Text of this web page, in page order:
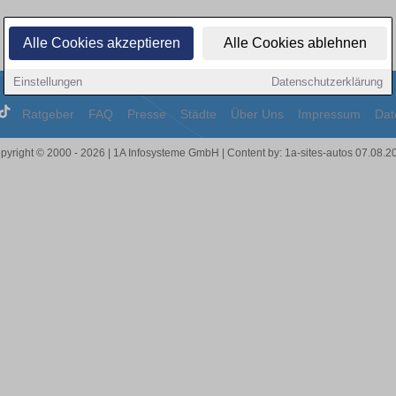
Alle Cookies akzeptieren Alle Cookies ablehnen
Einstellungen Datenschutzerklärung
Ratgeber FAQ Presse Städte Über Uns Impressum
© 2000 - 2026 | 1A Infosysteme GmbH | Content by: 1a-sites-autos